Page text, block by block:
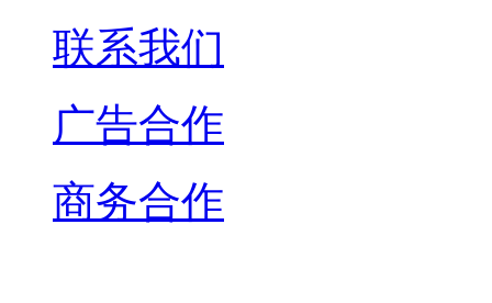
联系我们
广告合作
商务合作